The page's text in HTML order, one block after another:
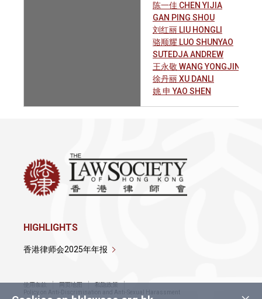
陈一佳 CHEN YIJIA
GAN PING SHOU
刘红丽 LIU HONGLI
骆顺耀 LUO SHUNYAO
SUTEDJA ANDREW
王永敬 WANG YONGJING
徐丹丽 XU DANLI
姚 申 YAO SHEN
HIGHLIGHTS
香港律师会2025年年报
使用条款 网页地图
私隐政策
Policy on Anti-Discrimination and Anti-Sexual Harassment